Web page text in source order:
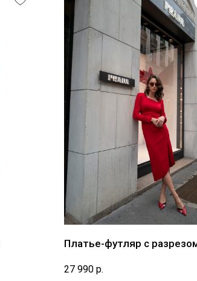
Платье-футляр с
27 990 р.